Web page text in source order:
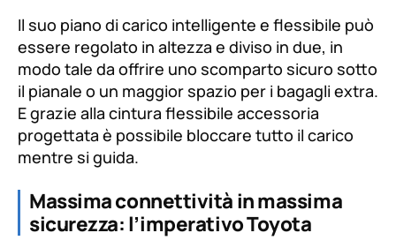
Il suo piano di carico intelligente e flessibile può
essere regolato in altezza e diviso in due, in
modo tale da offrire uno scomparto sicuro sotto
il pianale o un maggior spazio per i bagagli extra.
E grazie alla cintura flessibile accessoria
progettata è possibile bloccare tutto il carico
mentre si guida.
Massima connettività in massima
sicurezza: l’imperativo Toyota